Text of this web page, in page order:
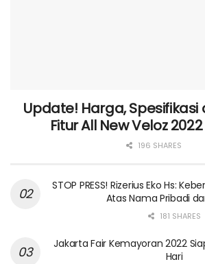
Update! Harga, Spesifikasi
Fitur All New Veloz 2022
196 SHARES
STOP PRESS! Rizerius Eko Hs:
Atas Nama Pribadi
181 SHARES
Jakarta Fair Kemayoran 2022
Hari